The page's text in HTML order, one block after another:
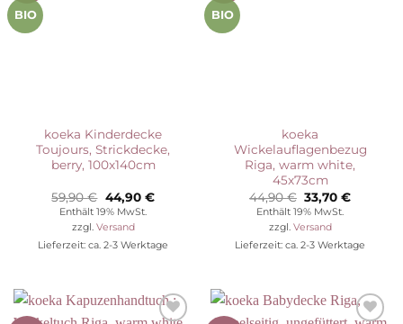
BIO
koeka Kinderdecke
Toujours, Strickdecke,
berry, 100x140cm
59,90€ Ursprünglicher
Preis
war:
59,90 €
44,90 €Aktueller
Enthält 19% MwSt.
zzgl. Versand
Lieferzeit: ca. 2-3 Werktage
BIO
koeka
Wickelauflagenbezug
Riga, warm white,
45x73cm
44,90€ Ursprünglicher
Preis
war:
44,90 €
33,70€
Enthält 19% MwSt.
zzgl. Versand
Lieferzeit: ca. 2-3 Werktage